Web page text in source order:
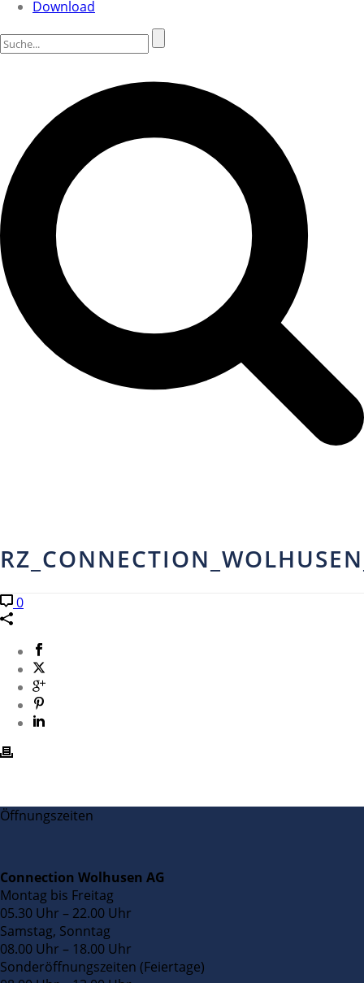
Download
0
Öffnungszeiten
Connection Wolhusen AG
Montag bis Freitag
05.30 Uhr – 22.00 Uhr
Samstag, Sonntag
08.00 Uhr – 18.00 Uhr
Sonderöffnungszeiten (Feiertage)